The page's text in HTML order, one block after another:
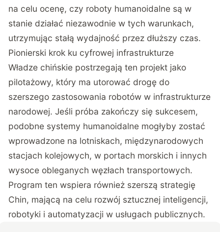
na celu ocenę, czy roboty humanoidalne są w
stanie działać niezawodnie w tych warunkach,
utrzymując stałą wydajność przez dłuższy czas.
Pionierski krok ku cyfrowej infrastrukturze
Władze chińskie postrzegają ten projekt jako
pilotażowy, który ma utorować drogę do
szerszego zastosowania robotów w infrastrukturze
narodowej. Jeśli próba zakończy się sukcesem,
podobne systemy humanoidalne mogłyby zostać
wprowadzone na lotniskach, międzynarodowych
stacjach kolejowych, w portach morskich i innych
wysoce obleganych węzłach transportowych.
Program ten wspiera również szerszą strategię
Chin, mającą na celu rozwój sztucznej inteligencji,
robotyki i automatyzacji w usługach publicznych.